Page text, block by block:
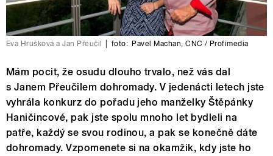
Eva Hrušková a Jan Přeučil foto: Pavel Machan,CNC / Profimedia
Mám pocit, že osudu dlouho trvalo, než vás dal
s Janem Přeučilem dohromady. V jedenácti letech jste
vyhrála konkurz do pořadu jeho manželky Štěpánky
Haničincové, pak jste spolu mnoho let bydleli na
patře, každý se svou rodinou, a pak se konečně dáte
dohromady. Vzpomenete si na okamžik, kdy jste ho